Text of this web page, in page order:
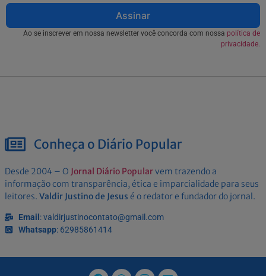
Assinar
Ao se inscrever em nossa newsletter você concorda com nossa política de
privacidade.
Conheça o Diário Popular
Desde 2004 – O Jornal Diário Popularvem trazendo a
informação com transparência, ética e imparcialidade para seus
leitores. Valdir Justino de Jesus é o redator e fundador do jornal.
Email : valdirjustinocontato@gmail.com
Whatsapp: 62985861414